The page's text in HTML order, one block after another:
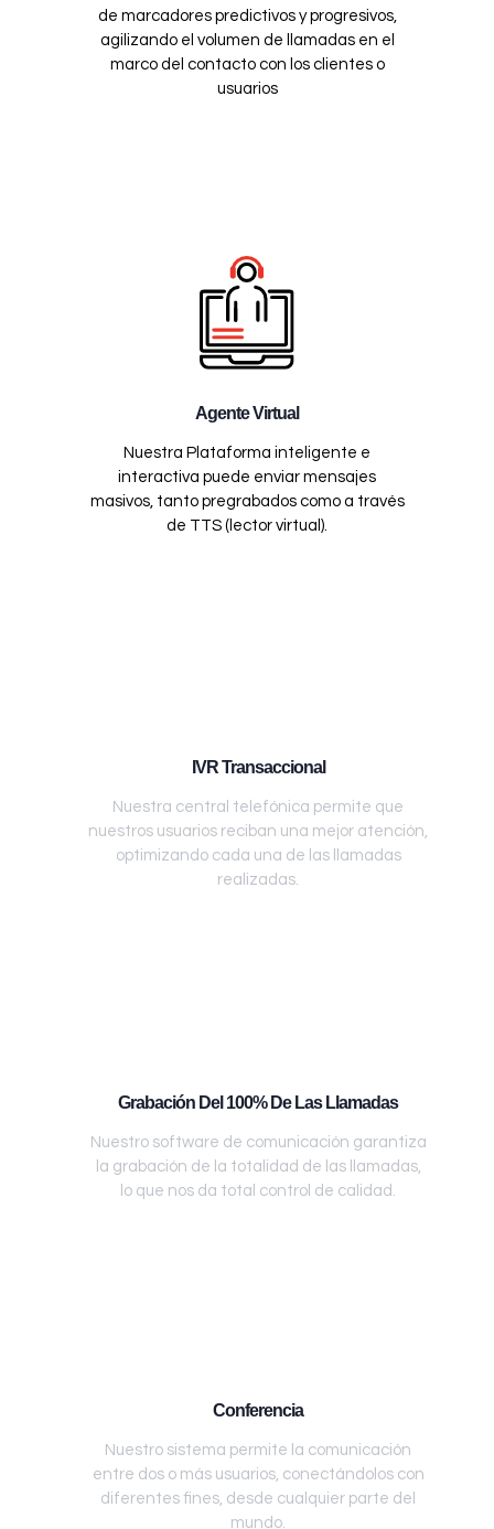
de marcadores predictivos y progresivos,
agilizando el volumen de llamadas en el
marco del contacto con los clientes o
usuarios
Agente Virtual
Nuestra Plataforma inteligente e
interactiva puede enviar mensajes
masivos, tanto pregrabados como a través
de TTS (lector virtual).
IVR Transaccional
Nuestra central telefónica permite que
nuestros usuarios reciban una mejor atención,
optimizando cada una de las llamadas
realizadas.
Grabación Del 100% De Las Llamadas
Nuestro software de comunicación garantiza
la grabación de la totalidad de las llamadas,
lo que nos da total control de calidad.
Conferencia
Nuestro sistema permite la comunicación
entre dos o más usuarios, conectándolos con
diferentes fines, desde cualquier parte del
mundo.